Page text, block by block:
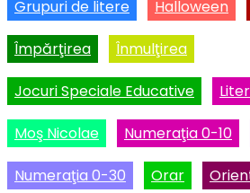
Grupuri de litere Halloween
Împărţirea Înmulţirea
Jocuri Speciale Educative
Moş Nicolae Numeraţia 0-10
Numeraţia 0-30 Orar